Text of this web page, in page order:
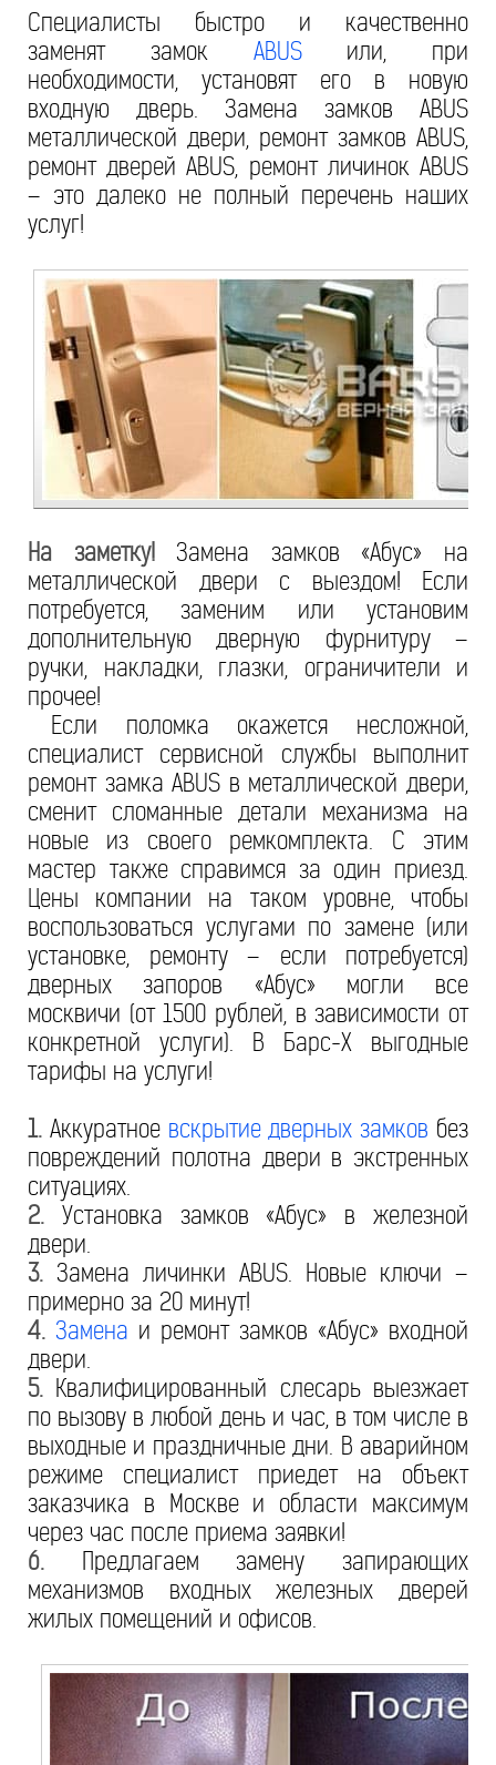
Специалисты быстро и качественно
заменят замок ABUSили, при
необходимости, установят его в новую
входную дверь. Замена замков ABUS
металлической двери, ремонт замков ABUS,
ремонт дверей ABUS, ремонт личинок ABUS
– это далеко не полный перечень наших
услуг!
На заметку! Замена замков «Абус» на
металлической двери с выездом! Если
потребуется, заменим или установим
дополнительную дверную фурнитуру –
ручки, накладки, глазки, ограничители и
прочее!
Если поломка окажется несложной,
специалист сервисной службы выполнит
ремонт замка ABUS в металлической двери,
сменит сломанные детали механизма на
новые из своего ремкомплекта. С этим
мастер также справимся за один приезд.
Цены компании на таком уровне, чтобы
воспользоваться услугами по замене (или
установке, ремонту – если потребуется)
дверных запоров «Абус» могли все
москвичи (от 1500 рублей, в зависимости от
конкретной услуги). В Барс-Х выгодные
тарифы на услуги!
1. Аккуратное вскрытие дверных замков без
повреждений полотна двери в экстренных
ситуациях.
2. Установка замков «Абус» в железной
двери.
3. Замена личинки ABUS. Новые ключи –
примерно за 20 минут!
4. Замена и ремонт замков «Абус» входной
двери.
5. Квалифицированный слесарь выезжает
по вызову в любой день и час, в том числе в
выходные и праздничные дни. В аварийном
режиме специалист приедет на объект
заказчика в Москве и области максимум
через час после приема заявки!
6. Предлагаем замену запирающих
механизмов входных железных дверей
жилых помещений и офисов.